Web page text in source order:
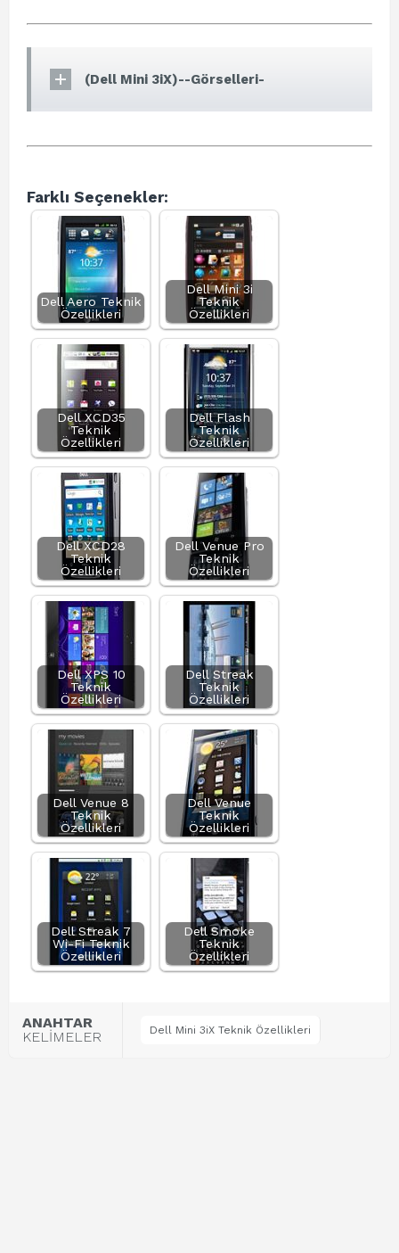
(Dell Mini 3iX)--Görselleri-
Farklı Seçenekler:
Dell Aero Teknik
Özellikleri
Dell Mini 3i
Teknik
Özellikleri
Dell XCD35
Teknik
Özellikleri
Dell Flash
Teknik
Özellikleri
Dell XCD28
Teknik
Özellikleri
Dell Venue Pro
Teknik
Özellikleri
Dell XPS 10
Teknik
Özellikleri
Dell Streak
Teknik
Özellikleri
Dell Venue 8
Teknik
Özellikleri
Dell Venue
Teknik
Özellikleri
Dell Streak 7
Wi-Fi Teknik
Özellikleri
Dell Smoke
Teknik
Özellikleri
ANAHTAR
KELİMELER
Dell Mini 3iX Teknik Özellikleri